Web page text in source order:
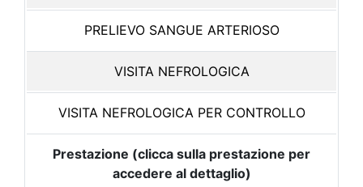
PRELIEVO SANGUE ARTERIOSO
VISITA NEFROLOGICA
VISITA NEFROLOGICA PER CONTROLLO
Prestazione (clicca sulla prestazione per
accedere al dettaglio)